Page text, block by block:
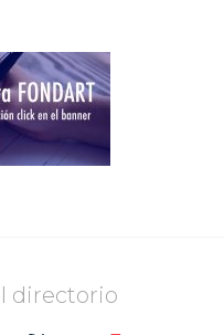
directorio